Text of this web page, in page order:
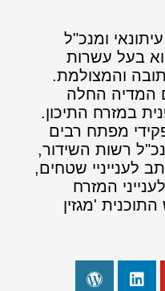
ומנכ"ל
בעל עשרות
והמצולמת.
המדיה החלה
במזרח התיכון.
מפתח רבים
רשות השידור,
לענייניי שטחים,
המזרח
'מגזין